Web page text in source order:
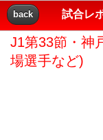
浦和1-0 神戸
47分 イサークキー
back
J1第33節・神
場選手など)